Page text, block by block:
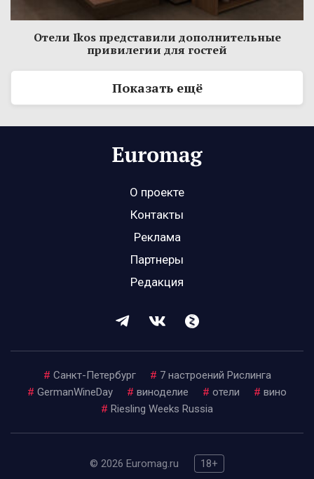
Отели Ikos представили дополнительные
привилегии для гостей
Показать ещё
О проекте
Контакты
Реклама
Партнеры
Редакция
# Санкт-Петербург # 7 настроений Рислинга
# GermanWineDay # виноделие # отели # вино
# Riesling Weeks Russia
© 2026 Euromag.ru 18+